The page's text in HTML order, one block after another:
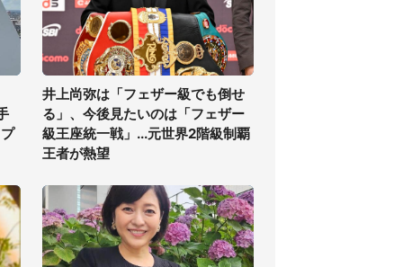
井上尚弥は「フェザー級でも倒せ
る」、今後見たいのは「フェザー
級王座統一戦」...元世界2階級制覇
王者が熱望